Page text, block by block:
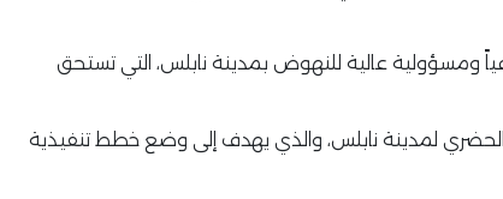
ومسؤولية عالية للنهوض بمدينة نابلس، التي تستحق
لمدينة نابلس، والذي يهدف إلى وضع خطط تنفيذية